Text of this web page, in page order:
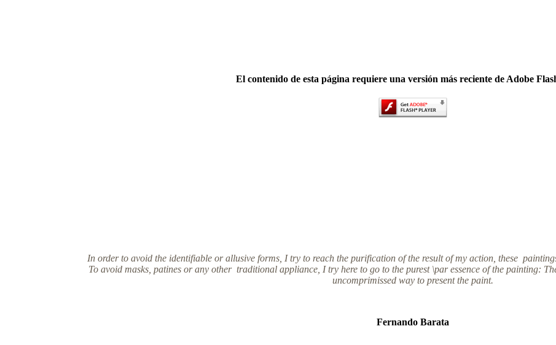
El contenido de esta página requiere una versión más reciente de Adobe
In order to avoid the identifiable or allusive forms, I try to reach the purification of the result of my action, these
To avoid masks, patines or any other traditional appliance, I try here to go to the purest \par essence of the painting:
uncomprimissed way to present the paint.
Fernando Barata